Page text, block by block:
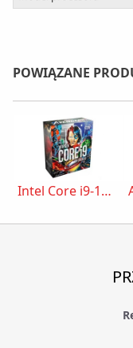
POWIĄZANE
Intel Core i9-10850K Avengers Edition